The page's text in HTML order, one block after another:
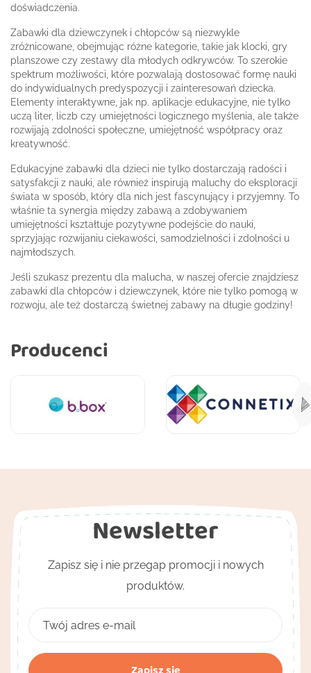
doświadczenia.
Zabawki dla dziewczynek i chłopców są niezwykle
zróżnicowane, obejmując różne kategorie, takie jak klocki, gry
planszowe czy zestawy dla młodych odkrywców. To szerokie
spektrum możliwości, które pozwalają dostosować formę nauki
do indywidualnych predyspozycji i zainteresowań dziecka.
Elementy interaktywne, jak np. aplikacje edukacyjne, nie tylko
uczą liter, liczb czy umiejętności logicznego myślenia, ale także
rozwijają zdolności społeczne, umiejętność współpracy oraz
kreatywność.
Edukacyjne zabawki dla dzieci nie tylko dostarczają radości i
satysfakcji z nauki, ale również inspirują maluchy do eksploracji
świata w sposób, który dla nich jest fascynujący i przyjemny. To
właśnie ta synergia między zabawą a zdobywaniem
umiejętności kształtuje pozytywne podejście do nauki,
sprzyjając rozwijaniu ciekawości, samodzielności i zdolności u
najmłodszych.
Jeśli szukasz prezentu dla malucha, w naszej ofercie znajdziesz
zabawki dla chłopców i dziewczynek, które nie tylko pomogą w
rozwoju, ale też dostarczą świetnej zabawy na długie godziny!
Producenci
Newsletter
Zapisz się i nie przegap promocji i nowych
produktów.